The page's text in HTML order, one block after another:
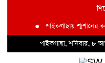
●পাইকগাছায় শ্মশানের
পাইকগাছা, শনিবার, ৮